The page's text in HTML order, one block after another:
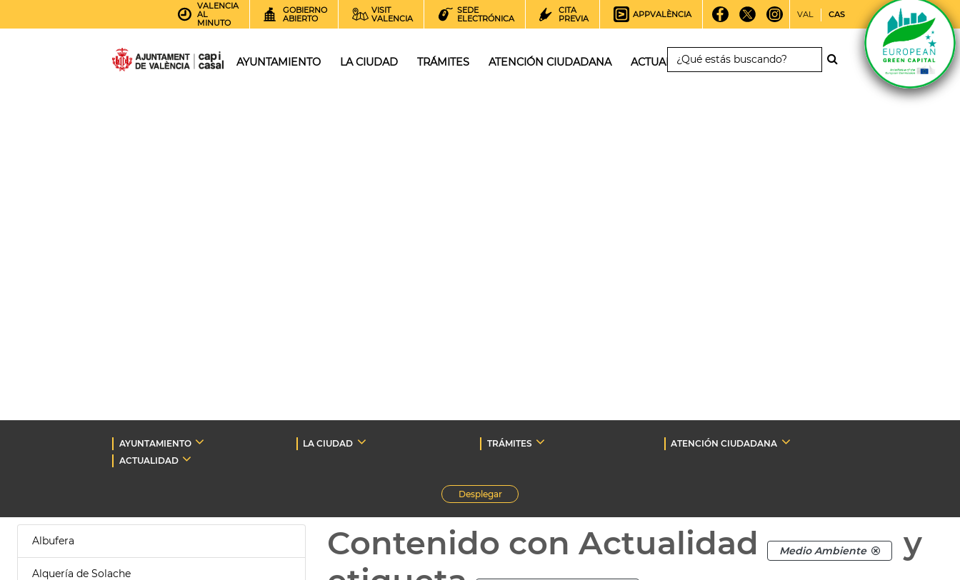
VALENCIA
AL
MINUTO
GOBIERNO
ABIERTO
VISIT
VALENCIA
SEDE
ELECTRÓNICA
CITA
PREVIA
APPVALÈNCIA VAL CAS
AYUNTAMIENTO LA CIUDAD TRÁMITES ATENCIÓN CIUDADANA ACTUALIDAD
AYUNTAMIENTO LA CIUDAD TRÁMITES
ATENCIÓN CIUDADANA
ACTUALIDAD
Desplegar
Albufera
Alquería de Solache
Contenido con Actualidad Medio Ambiente
y